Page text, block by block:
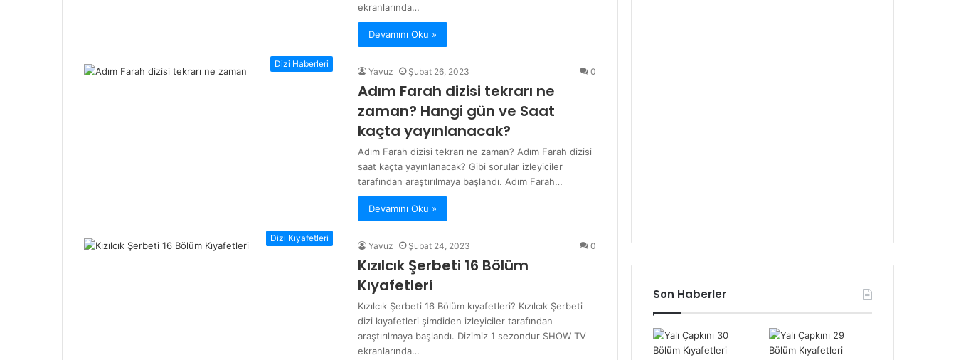
ekranlarında…
Devamını Oku »
Dizi Haberleri
Yavuz Şubat 26, 2023 0
Adım Farah dizisi tekrarı ne
zaman? Hangi gün ve Saat
kaçta yayınlanacak?
Adım Farah dizisi tekrarı ne zaman? Adım Farah dizisi
saat kaçta yayınlanacak? Gibi sorular izleyiciler
tarafından araştırılmaya başlandı. Adım Farah…
Devamını Oku »
Dizi Kıyafetleri
Yavuz Şubat 24, 2023 0
Kızılcık Şerbeti 16 Bölüm
Kıyafetleri
Kızılcık Şerbeti 16 Bölüm kıyafetleri? Kızılcık Şerbeti
dizi kıyafetleri şimdiden izleyiciler tarafından
araştırılmaya başlandı. Dizimiz 1 sezondur SHOW TV
ekranlarında…
Son Haberler